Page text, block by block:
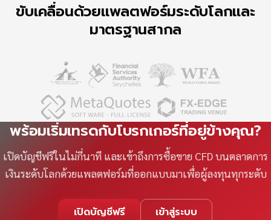
ขับเคลื่อนด้วยแพลตฟอร์มระดับโลกและ
มาตรฐานสากล
พร้อมเริ่มเทรดกับโบรกเกอร์ที่อยู่ข้างคุณ?
เปิดบัญชีฟรีในไม่กี่นาที และเข้าถึงการซื้อขาย CFD บนตลาดการ
เงินระดับโลกด้วยแพลตฟอร์มที่ออกแบบมาเพื่อผู้ลงทุนทุกระดับ
เปิดบัญชีฟรี เข้าสู่ระบบ